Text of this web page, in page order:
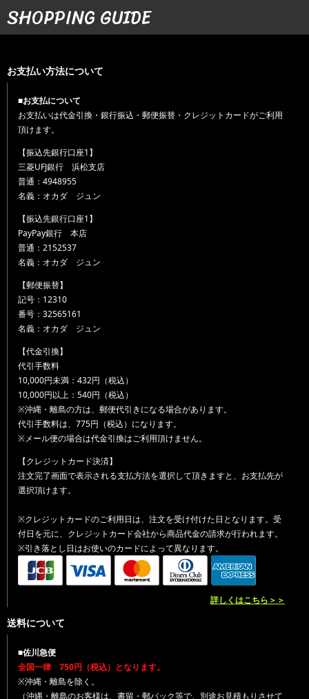
SHOPPING GUIDE
お支払い方法について
■お支払について
お支払いは代金引換・銀行振込・郵便振替・クレジットカードがご利用
頂けます。
【振込先銀行口座1】
三菱UFJ銀行 浜松支店
普通：4948955
名義：オカダ ジュン
【振込先銀行口座1】
PayPay銀行 本店
普通：2152537
名義：オカダ ジュン
【郵便振替】
記号：12310
番号：32565161
名義：オカダ ジュン
【代金引換】
代引手数料
10,000円未満：432円（税込）
10,000円以上：540円（税込）
※沖縄・離島の方は、郵便代引きになる場合があります。
代引手数料は、775円（税込）になります。
※メール便の場合は代金引換はご利用頂けません。
【クレジットカード決済】
注文完了画面で表示される支払方法を選択して頂きますと、お支払先が
選択頂けます。
※クレジットカードのご利用日は、注文を受け付けた日となります。受
付日を元に、クレジットカード会社から商品代金の請求が行われます。
※引き落とし日はお使いのカードによって異なります。
詳しくはこちら＞＞
送料について
■佐川急便
全国一律 750円（税込）となります。
※沖縄・離島を除く。
（沖縄・離島のお客様は、書留・郵パック等で、別途お見積もりさせて